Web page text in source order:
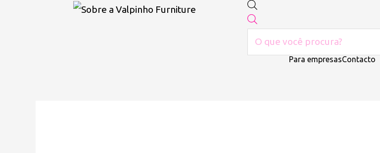
Para empresasContacto